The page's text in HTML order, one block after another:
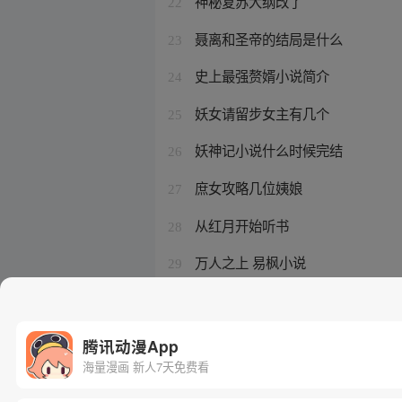
23 聂离和圣帝的结局是什么
24 史上最强赘婿小说简介
25 妖女请留步女主有几个
26 妖神记小说什么时候完结
27 庶女攻略几位姨娘
28 从红月开始听书
29 万人之上 易枫小说
腾讯动漫App
海量漫画 新人7天免费看